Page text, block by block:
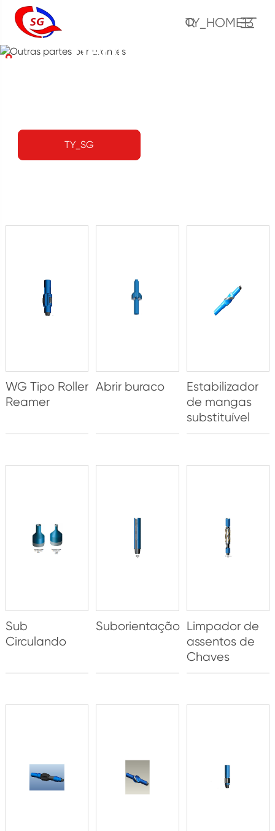
TY_HOME13
Outras partes
perfurantes
TY_SG
WG Tipo Roller
Reamer
Abrir buraco
Estabilizador
de mangas
substituível
Sub
Circulando
Suborientação Limpador de
assentos de
Chaves